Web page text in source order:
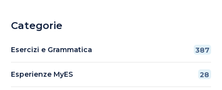
Categorie
Esercizi e Grammatica 387
Esperienze MyES 28